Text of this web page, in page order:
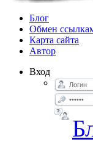
Блог
Обмен
Карта сайта
Автор
Вход